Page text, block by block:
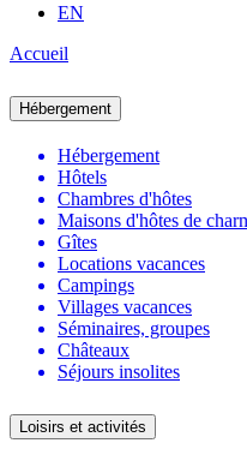
EN
Accueil
Hébergement
Hébergement
Hôtels
Chambres d'hôtes
Maisons d'hôtes de
Gîtes
Locations vacances
Campings
Villages vacances
Séminaires, groupes
Châteaux
Séjours insolites
Loisirs et activités